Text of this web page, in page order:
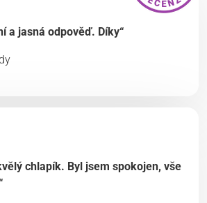
a jasná odpověď. Díky“
chlapík. Byl jsem spokojen, vše